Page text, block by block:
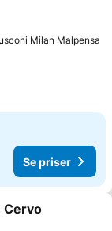
Milan Malpensa
Se priser
Cervo